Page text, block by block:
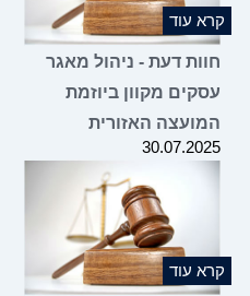
עוד
דעת - ניהול מאגר
מקוון ביוזמת
האזורית
עוד